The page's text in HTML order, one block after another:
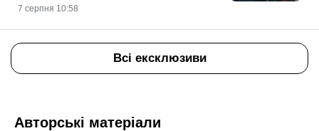
7 серпня 10:58
Всі ексклюзиви
Авторські матеріали